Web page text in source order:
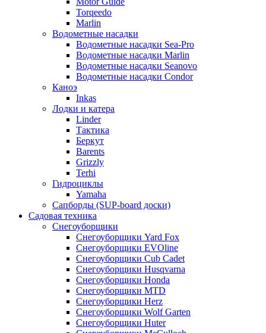
Torqeedo
Marlin
Водометные насадки
Водометные насадки Sea-Pro
Водометные насадки Marlin
Водометные насадки Seanovo
Водометные насадки Condor
Каноэ
Inkas
Лодки и катера
Linder
Тактика
Беркут
Barents
Grizzly
Terhi
Гидроциклы
Yamaha
Сапборды (SUP-board доски)
Садовая техника
Снегоуборщики
Снегоуборщики Yard Fox
Снегоуборщики EVOline
Снегоуборщики Cub Cadet
Снегоуборщики Husqvarna
Снегоуборщики Honda
Снегоуборщики MTD
Снегоуборщики Herz
Снегоуборщики Wolf Garten
Снегоуборщики Huter